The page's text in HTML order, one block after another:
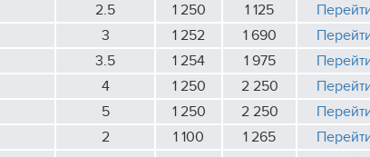
2.5 1 250 1 125
3 1 252 1 690
3.5 1 254 1 975
4 1 250 2 250
5 1 250 2 250
2 1 100 1 265